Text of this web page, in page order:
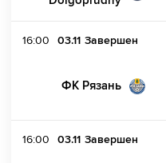
16:00 03.11 Завершен
ФК Рязань
16:00 03.11 Завершен